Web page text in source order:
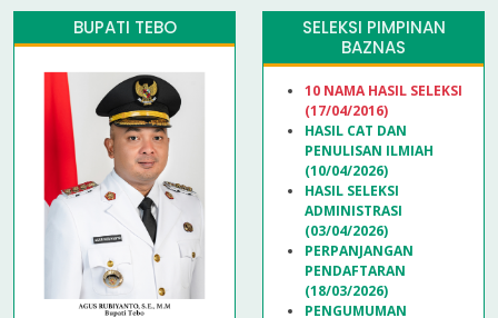
BUPATI TEBO
SELEKSI PIMPINAN
BAZNAS
10 NAMA HASIL SELEKSI
(17/04/2016)
HASIL CAT DAN
PENULISAN ILMIAH
(10/04/2026)
HASIL SELEKSI
ADMINISTRASI
(03/04/2026)
PERPANJANGAN
PENDAFTARAN
(18/03/2026)
PENGUMUMAN